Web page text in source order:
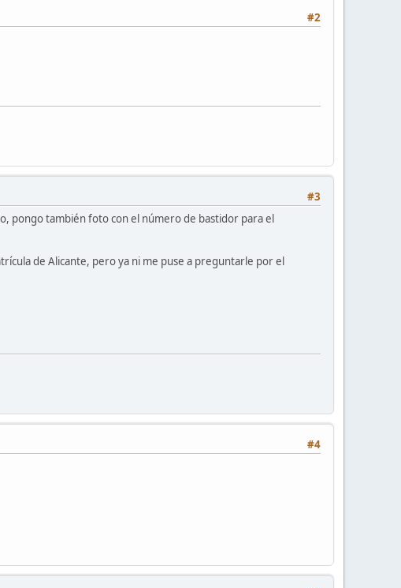
#2
#3
pongo también foto con el número de bastidor para el
de Alicante, pero ya ni me puse a preguntarle por el
#4